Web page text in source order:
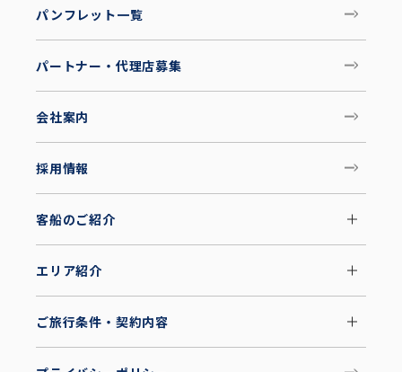
パンフレット一覧
パートナー・代理店募集
会社案内
採用情報
客船のご紹介
エリア紹介
ご旅行条件・契約内容